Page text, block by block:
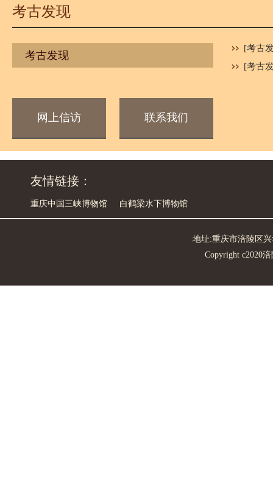
考古发现
考古发现
网上信访 联系我们
[考古
[考古
友情链接：
重庆中国三峡博物馆 白鹤梁水下博物馆
地址:重庆市涪陵区兴
Copyright c2020